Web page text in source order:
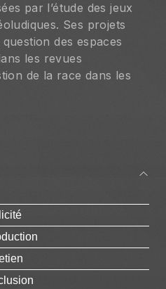
par l’étude des jeux
Ses projets
des espaces
les revues
de la race dans les